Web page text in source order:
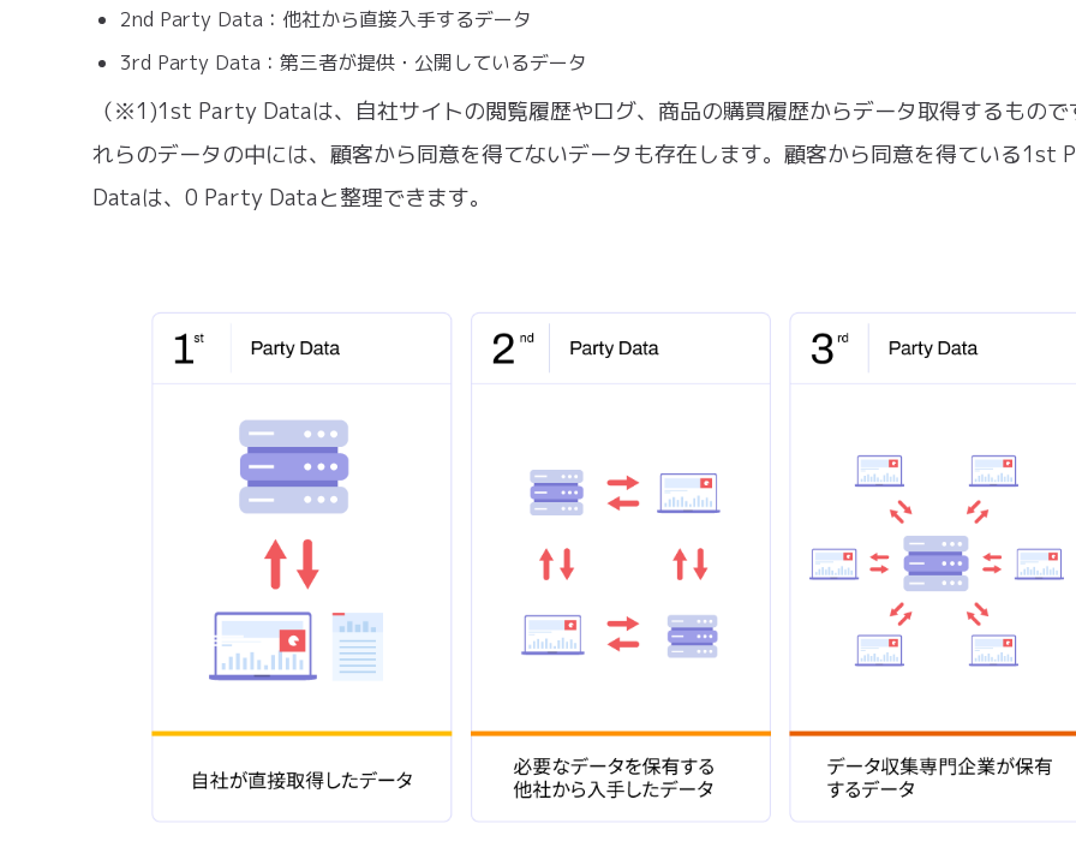
2nd Party Data：他社から直接入手するデータ
3rd Party Data：第三者が提供・公開しているデータ
（※1)1st Party Dataは、自社サイトの閲覧履歴やログ、商品の購買履歴からデータ取得するもので
れらのデータの中には、顧客から同意を得てないデータも存在します。顧客から同意を得ている1st
Dataは、0 Party Dataと整理できます。